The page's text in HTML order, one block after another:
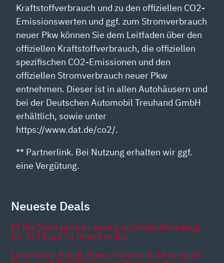
Kraftstoffverbrauch und zu den offiziellen CO2-
Emissionswerten und ggf. zum Stromverbrauch
neuer Pkw können Sie dem Leitfaden über den
offiziellen Kraftstoffverbrauch, die offiziellen
spezifischen CO2-Emissionen und den
offiziellen Stromverbrauch neuer Pkw
entnehmen. Dieser ist in allen Autohäusern und
bei der Deutschen Automobil Treuhand GmbH
erhältlich, sowie unter
https://www.dat.de/co2/.
** Partnerlink. Bei Nutzung erhalten wir ggf.
eine Vergütung.
Neueste Deals
💥 Kia Sportage im Leasing als Vorlauffahrzeug
für 271 Euro im Monat brutto
Land Rover Range Rover Evoque im Leasing als